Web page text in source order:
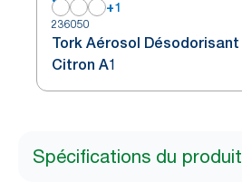
+1
236050
Tork Aérosol Désodorisant
Citron A1
Spécifications du produit